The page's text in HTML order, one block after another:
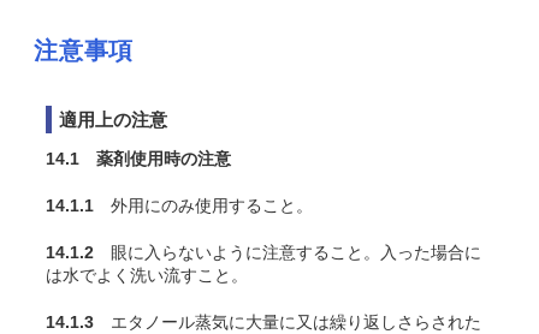
注意事項
適用上の注意
14.1 薬剤使用時の注意
14.1.1 外用にのみ使用すること。
14.1.2 眼に入らないように注意すること。入った場合に
は水でよく洗い流すこと。
14.1.3 エタノール蒸気に大量に又は繰り返しさらされた